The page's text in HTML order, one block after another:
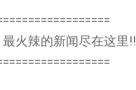
火辣的新闻尽在这里!!